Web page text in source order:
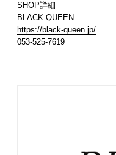
SHOP詳細
BLACK QUEEN
https://black-queen.jp/
053-525-7619